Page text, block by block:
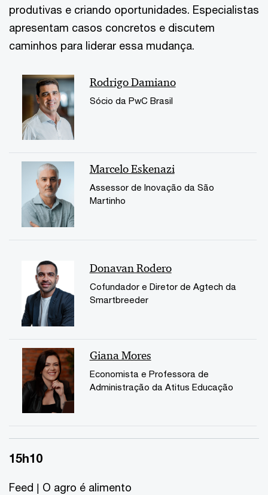
produtivas e criando oportunidades. Especialistas
apresentam casos concretos e discutem
caminhos para liderar essa mudança.
Rodrigo Damiano
Sócio da PwC Brasil
Marcelo Eskenazi
Assessor de Inovação da São
Martinho
Donavan Rodero
Cofundador e Diretor de Agtech da
Smartbreeder
Giana Mores
Economista e Professora de
Administração da Atitus Educação
15h10
Feed | O agro é alimento